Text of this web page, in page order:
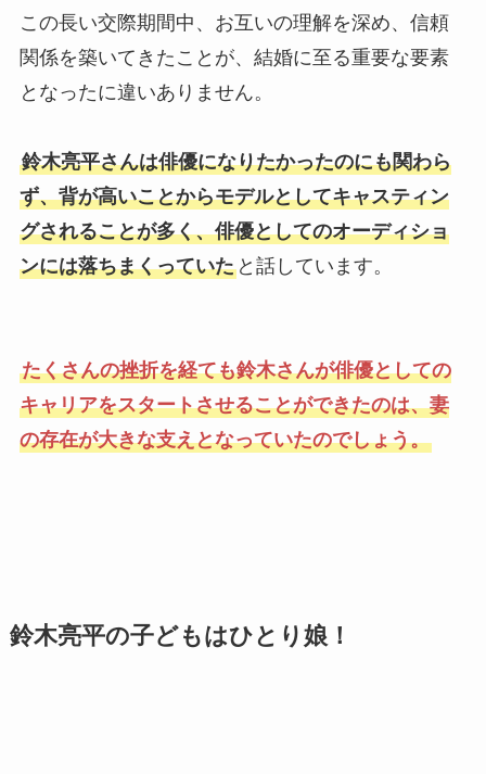
この長い交際期間中、お互いの理解を深め、信頼
関係を築いてきたことが、結婚に至る重要な要素
となったに違いありません。
鈴木亮平さんは俳優になりたかったのにも関わら
ず、背が高いことからモデルとしてキャスティン
グされることが多く、俳優としてのオーディショ
ンには落ちまくっていたと話しています。
たくさんの挫折を経ても鈴木さんが俳優としての
キャリアをスタートさせることができたのは、妻
の存在が大きな支えとなっていたのでしょう。
鈴木亮平の子どもはひとり娘！